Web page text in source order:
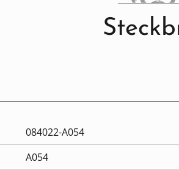
084022-A054
A054